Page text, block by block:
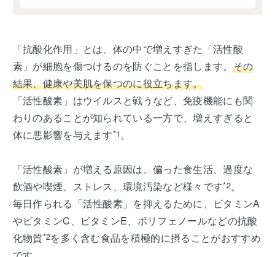
「抗酸化作用」とは、体の中で増えすぎた「活性酸
素」が細胞を傷つけるのを防ぐことを指します。 その
結果、健康や美肌を保つのに役立ちます。
「活性酸素」はウイルスと戦うなど、免疫機能にも関
わりのあることが知られている一方で、増えすぎると
体に悪影響を与えます*1。
「活性酸素」が増える原因は、偏った食生活、過度な
飲酒や喫煙、ストレス、環境汚染など様々です*2。
毎日作られる「活性酸素」を抑えるために、ビタミンA
やビタミンC、ビタミンE、ポリフェノールなどの抗酸
化物質*2を多く含む食品を積極的に摂ることがおすすめ